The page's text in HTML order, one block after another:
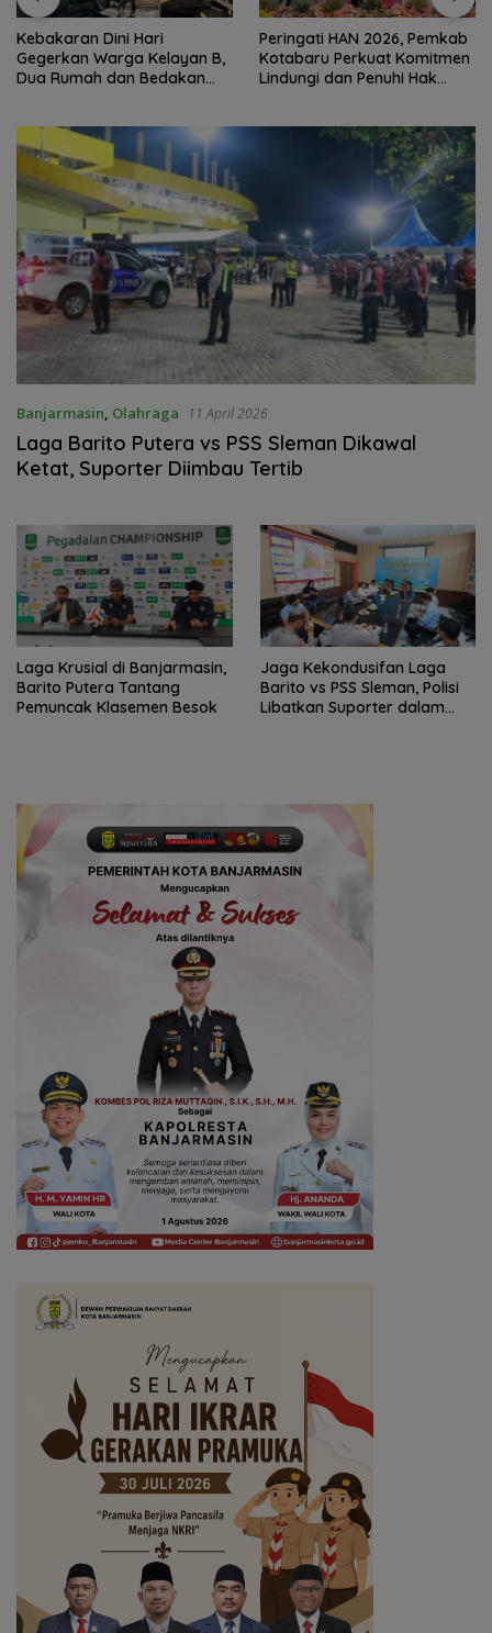
Kebakaran Dini Hari
Gegerkan Warga Kelayan B,
Dua Rumah dan Bedakan
Peringati HAN 2026, Pemkab
Kotabaru Perkuat Komitmen
Lindungi dan Penuhi Hak
Banjarmasin, Olahraga 11 April 2026
Laga Barito Putera vs PSS Sleman Dikawal
Ketat, Suporter Diimbau Tertib
Laga Krusial di Banjarmasin,
Barito Putera Tantang
Pemuncak Klasemen Besok
Jaga Kekondusifan Laga
Barito vs PSS Sleman, Polisi
Libatkan Suporter dalam